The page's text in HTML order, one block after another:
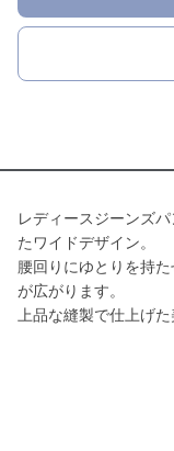
レディースジーンズ
たワイドデザイン。
腰回りにゆとりを持
が広がります。
上品な縫製で仕上げ